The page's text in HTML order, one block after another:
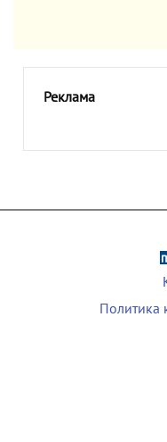
Реклама
Политика